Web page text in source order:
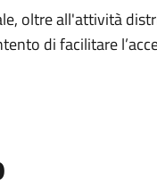
oltre all'attività
di facilitare